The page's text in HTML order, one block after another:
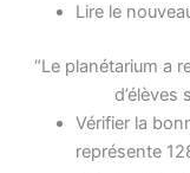
Lire le
“Le planétarium a
d’élèves
Vérifier la
représente